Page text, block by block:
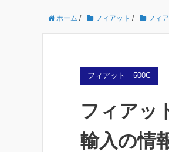
ホーム / フィアット / フィ
フィアット 500C
フィアッ
輸入の情